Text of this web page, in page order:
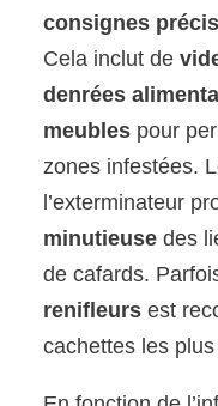
consignes
Cela inclut de
denrées
meubles pour
zones infestées.
l’exterminateur
minutieuse des
de cafards.
renifleurs est
cachettes les